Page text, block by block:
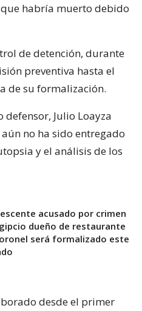
que habría muerto debido
de detención, durante
preventiva hasta el
de su formalización.
defensor, Julio Loayza
no ha sido entregado
y el análisis de los
acusado por crimen
dueño de restaurante
será formalizado este
desde el primer